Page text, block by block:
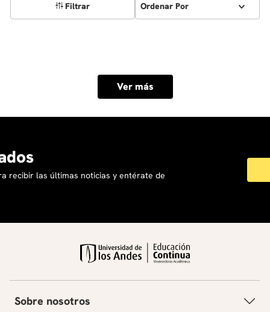
Filtrar Ordenar Por
Ver más
recibir las últimas noticias y entérate de
Sobre nosotros